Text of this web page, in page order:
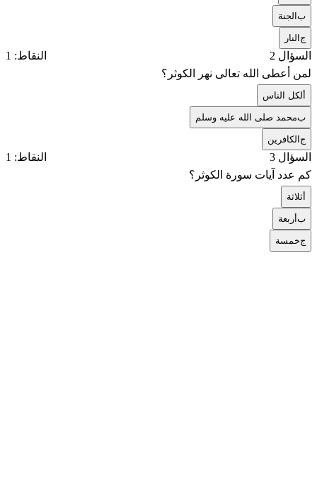
بالجنة
جالنار
السؤال 2
النقاط: 1
لمن أعطى الله تعالى نهر الكوثر؟
لكل الناس
بمحمد صلى الله عليه وسلم
جالكافرين
السؤال 3
النقاط: 1
كم عدد آيات سورة الكوثر؟
ثلاثة
بأربعة
جخمسة